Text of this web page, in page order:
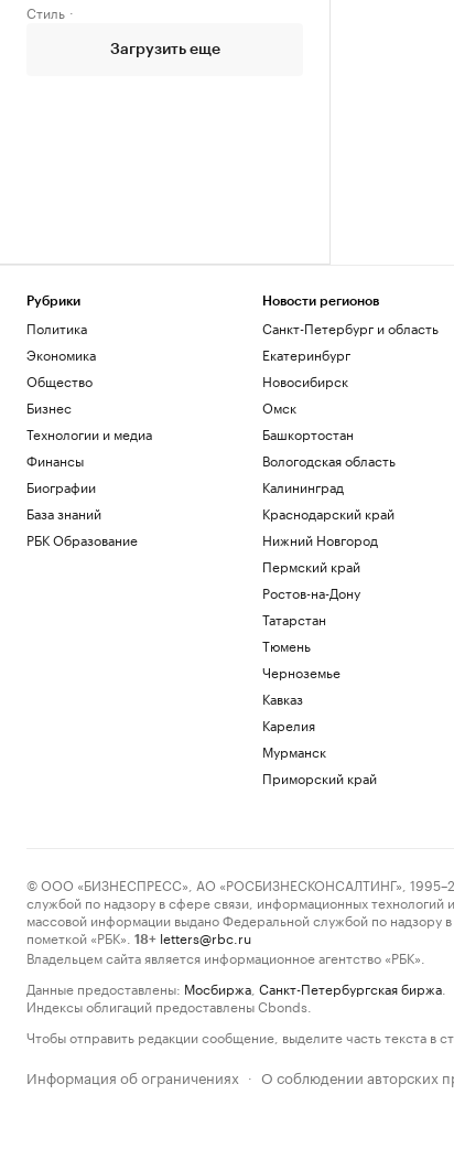
Стиль
Загрузить еще
Рубрики
Политика
Экономика
Общество
Бизнес
Технологии и медиа
Финансы
Биографии
База знаний
РБК Образование
Новости регионов
Санкт-Петербург и область
Екатеринбург
Новосибирск
Омск
Башкортостан
Вологодская область
Калининград
Краснодарский край
Нижний Новгород
Пермский край
Ростов-на-Дону
Татарстан
Тюмень
Черноземье
Кавказ
Карелия
Мурманск
Приморский край
© ООО «БИЗНЕСПРЕСС», АО «РОСБИЗНЕСКОНСАЛТИНГ»,
службой по надзору в сфере связи, информационных
массовой информации выдано Федеральной службой по
пометкой «РБК».
18+ letters@rbc.ru
Владельцем сайта является информационное агентство «РБК».
Данные предоставлены: Мосбиржа Санкт-Петербургская биржа
Индексы облигаций предоставлены Cbonds.
Чтобы отправить редакции сообщение, выделите часть текста в
Информация об ограничениях · О соблюдении авторских